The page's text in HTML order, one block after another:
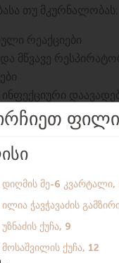
თუ მკურნალობას:
რეაქციები
და მწვავე
ინფექციური
და საჭმლის
დაავადებები
ბავშვების
ცნობილია
ასაკის